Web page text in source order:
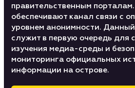
правительственным
обеспечивают канал связи с
уровнем анонимности.
служит в первую очередь для
изучения медиа-среды и
мониторинга официальных
информации на острове.